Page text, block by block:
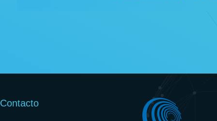
Contacto